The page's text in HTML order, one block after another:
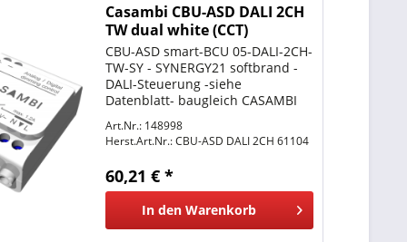
Casambi CBU-ASD DALI 2CH
TW dual white (CCT)
Controller
CBU-ASD smart-BCU 05-DALI-2CH-
TW-SY - SYNERGY21 softbrand -
DALI-Steuerung -siehe
Datenblatt- baugleich CASAMBI
smartBLUE Bluetooth Control Unit
BCU DALI/2CH/TW (LMBA0025) für
Leuchte...
Art.Nr.: 148998
Herst.Art.Nr.:CBU-ASD DALI 2CH 61104
60,21 € *
In den Warenkorb